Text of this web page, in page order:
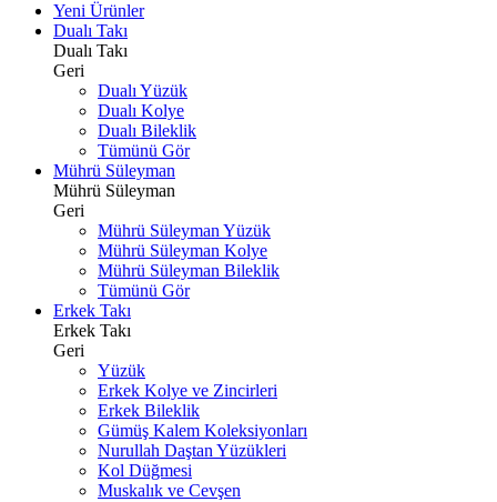
Yeni Ürünler
Dualı Takı
Dualı Takı
Geri
Dualı Yüzük
Dualı Kolye
Dualı Bileklik
Tümünü Gör
Mührü Süleyman
Mührü Süleyman
Geri
Mührü Süleyman Yüzük
Mührü Süleyman Kolye
Mührü Süleyman Bileklik
Tümünü Gör
Erkek Takı
Erkek Takı
Geri
Yüzük
Erkek Kolye ve Zincirleri
Erkek Bileklik
Gümüş Kalem Koleksiyonları
Nurullah Daştan Yüzükleri
Kol Düğmesi
Muskalık ve Cevşen